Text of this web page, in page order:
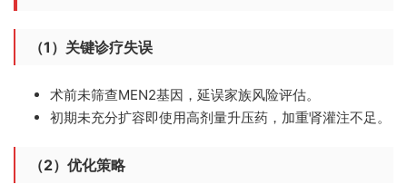
（1）关键诊疗失误
术前未筛查MEN2基因，延误家族风险评估。
初期未充分扩容即使用高剂量升压药，加重肾灌注不足。
（2）优化策略